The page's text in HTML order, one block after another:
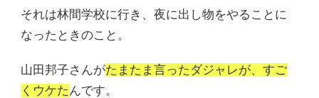
それは林間学校に行き、夜に出し物をやることに
なったときのこと。
山田邦子さんがたまたま言ったダジャレが、すご
くウケたんです。